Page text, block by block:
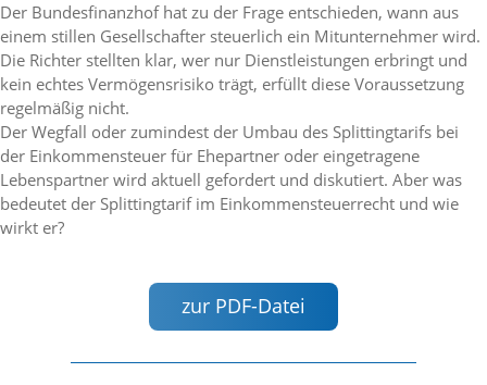
Der Bundesfinanzhof hat zu der Frage entschieden, wann aus
einem stillen Gesellschafter steuerlich ein Mitunternehmer wird.
Die Richter stellten klar, wer nur Dienstleistungen erbringt und
kein echtes Vermögensrisiko trägt, erfüllt diese Voraussetzung
regelmäßig nicht.
Der Wegfall oder zumindest der Umbau des Splittingtarifs bei
der Einkommensteuer für Ehepartner oder eingetragene
Lebenspartner wird aktuell gefordert und diskutiert. Aber was
bedeutet der Splittingtarif im Einkommensteuerrecht und wie
wirkt er?
zur PDF-Datei